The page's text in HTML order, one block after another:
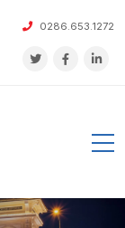
0286.653.1272